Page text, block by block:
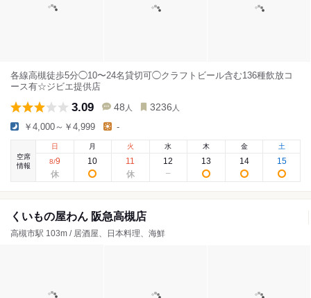
各線高槻徒歩5分◯10〜24名貸切可◯クラフトビール含む136種飲放コ
ース有☆ジビエ提供店
3.09 48 人 3236 人
￥4,000～￥4,999 -
空席
情報
日
8/9
月
10
火
11
水
12
木
13
金
14
土
15
くいもの屋わん 阪急高槻店
高槻市駅 103m / 居酒屋、日本料理、海鮮